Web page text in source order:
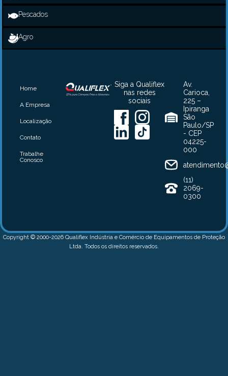
Pescados
Agro
Av.
Carioca,
225 –
Ipiranga
São
Paulo/SP
- CEP
04225-
000
(11)
2069-
0300
Siga a Qualiflex
nas redes
sociais
Home
A Empresa
Localização
Contato
Trabalhe
Conosco
Copyright © 2000-2026 Qualiflex Indústria e Comércio de Equipamentos de Proteção
Ltda. Todos os direitos reservados.